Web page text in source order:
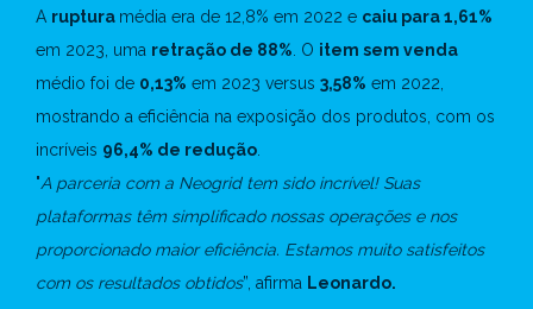
A ruptura média era de 12,8% em 2022 e caiu para 1,61%
em 2023, uma retração de 88% . O item sem venda
médio foi de 0,13% em 2023 versus 3,58% em 2022,
mostrando a eficiência na exposição dos produtos, com os
incríveis 96,4% de redução
"A parceria com a Neogrid tem sido incrível! Suas
plataformas têm simplificado nossas operações e nos
proporcionado maior eficiência. Estamos muito satisfeitos
com os resultados obtidos”, afirma Leonardo.